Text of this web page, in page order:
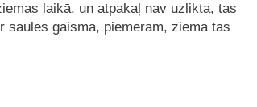
laikā, un atpakaļ nav uzlikta, tas
gaisma, piemēram, ziemā tas